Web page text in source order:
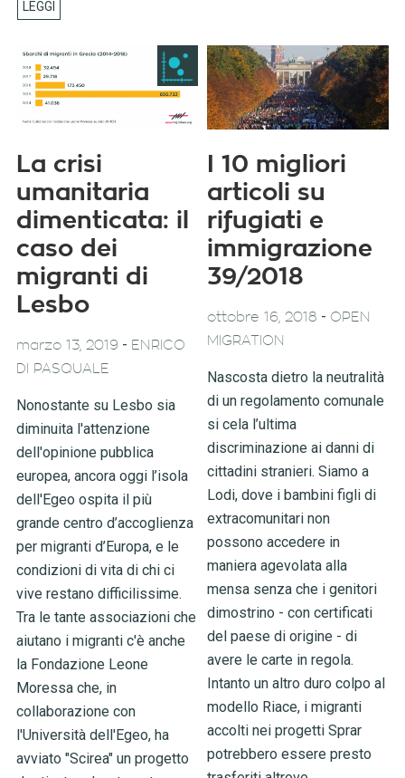
La crisi
umanitaria
dimenticata: il
caso dei
migranti di
Lesbo
marzo 13, 2019 - ENRICO
DI PASQUALE
Nonostante su Lesbo sia
diminuita l'attenzione
dell'opinione pubblica
europea, ancora oggi l’isola
dell'Egeo ospita il più
grande centro d’accoglienza
per migranti d’Europa, e le
condizioni di vita di chi ci
vive restano difficilissime.
Tra le tante associazioni che
aiutano i migranti c'è anche
la Fondazione Leone
Moressa che, in
collaborazione con
l'Università dell'Egeo, ha
avviato "Scirea" un progetto
I 10 migliori
articoli su
rifugiati e
immigrazione
39/2018
ottobre 16, 2018 - OPEN
MIGRATION
Nascosta dietro la neutralità
di un regolamento comunale
si cela l’ultima
discriminazione ai danni di
cittadini stranieri. Siamo a
Lodi, dove i bambini figli di
extracomunitari non
possono accedere in
maniera agevolata alla
mensa senza che i genitori
dimostrino - con certificati
del paese di origine - di
avere le carte in regola.
Intanto un altro duro colpo al
modello Riace, i migranti
accolti nei progetti Sprar
potrebbero essere presto